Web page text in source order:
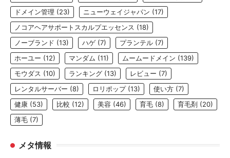
ドメイン管理 (23) ニューウェイジャパン (17)
ノコアヘアサポートスカルプエッセンス (18)
ノーブランド (13) ハゲ (7) プランテル (7)
ホーユー (12) マンダム (11) ムームードメイン (139)
モウダス (10) ランキング (13) レビュー (7)
レンタルサーバー (8) ロリポップ(13) 使い方 (7)
健康 (53) 比較 (12) 美容 (46) 育毛 (8) 育毛剤 (20)
薄毛 (7)
メタ情報